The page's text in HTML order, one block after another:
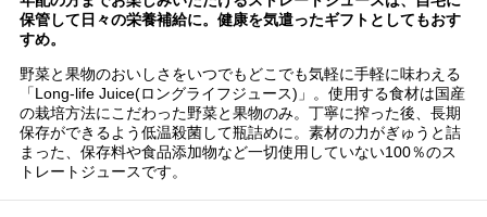
保管して日々の栄養補給に。健康を気遣ったギフトとしてもおす
すめ。
野菜と果物のおいしさをいつでもどこでも気軽に手軽に味わえる
「Long-life Juice(ロングライフジュース)」。使用する食材は国産
の栽培方法にこだわった野菜と果物のみ。丁寧に搾った後、長期
保存ができるよう低温殺菌して瓶詰めに。素材の力がぎゅうと詰
まった、保存料や食品添加物など一切使用していない100％のス
トレートジュースです。